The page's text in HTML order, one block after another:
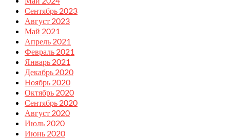
Сентябрь 2023
Август 2023
Май 2021
Апрель 2021
Февраль 2021
Январь 2021
Декабрь 2020
Ноябрь 2020
Октябрь 2020
Сентябрь 2020
Август 2020
Июль 2020
Июнь 2020